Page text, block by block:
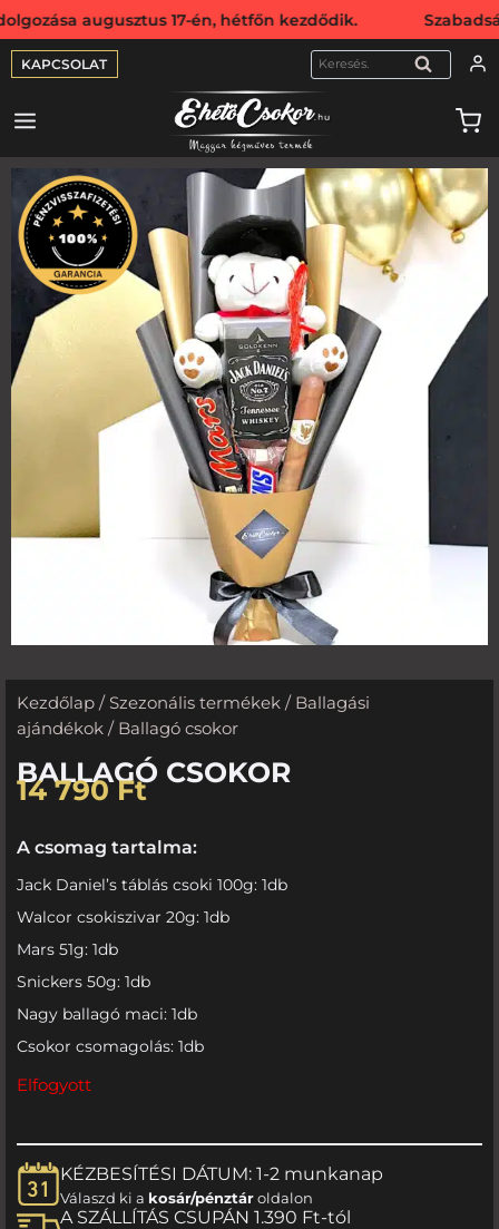
17-én, hétfőn kezdődik. Szabadság
KAPCSOLAT KERESÉS
Kezdőlap / Szezonális termékek / Ballagási
ajándékok / Ballagó csokor
BALLAGÓ CSOKOR
14 790Ft
A csomag tartalma:
Jack Daniel’s táblás csoki 100g: 1db
Walcor csokiszivar 20g: 1db
Mars 51g: 1db
Snickers 50g: 1db
Nagy ballagó maci: 1db
Csokor csomagolás: 1db
Elfogyott
KÉZBESÍTÉSI DÁTUM: 1-2 munkanap
Válaszd ki a kosár/pénztároldalon
A SZÁLLÍTÁS CSUPÁN 1.390 Ft-tól